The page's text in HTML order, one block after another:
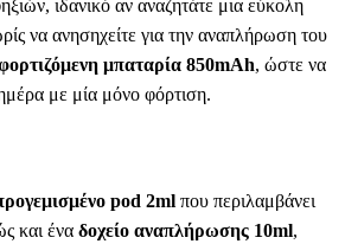
ιδανικό αν αναζητάτε μια εύκολη
να ανησηχείτε για την αναπλήρωση του
μπαταρία 850mAh, ώστε να
με μία μόνο φόρτιση.
pod 2ml που περιλαμβάνει
και ένα δοχείο αναπλήρωσης 10ml,